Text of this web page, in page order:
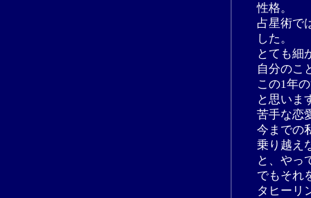
性格。
占星術で
した。
とても細
自分のこ
この1年
と思いま
苦手な恋
今までの
乗り越え
と、やっ
でもそれ
タヒーリ